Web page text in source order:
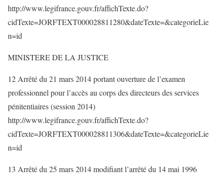
http://www.legifrance.gouv.fr/affichTexte.do?
cidTexte=JORFTEXT000028811280&dateTexte=&categorieLie
n=id
MINISTERE DE LA JUSTICE
12 Arrêté du 21 mars 2014 portant ouverture de l’examen
professionnel pour l’accès au corps des directeurs des services
pénitentiaires (session 2014)
http://www.legifrance.gouv.fr/affichTexte.do?
cidTexte=JORFTEXT000028811306&dateTexte=&categorieLie
n=id
13 Arrêté du 25 mars 2014 modifiant l’arrêté du 14 mai 1996